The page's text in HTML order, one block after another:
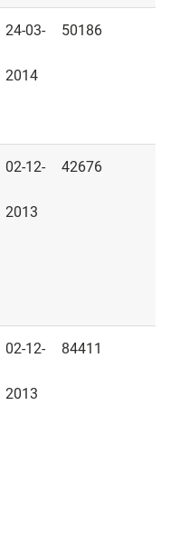
24-03-
2014
50186
02-12-
2013
42676
02-12-
2013
84411